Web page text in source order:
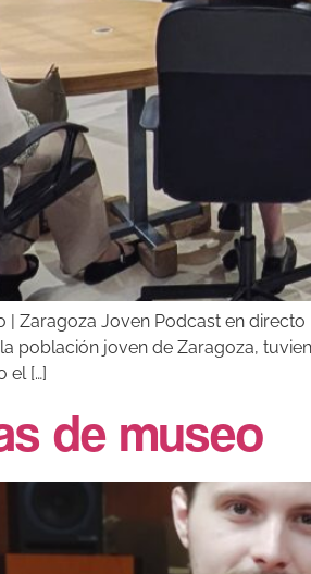
| Zaragoza Joven Podcast en
población joven de Zaragoza,
el […]
de museo